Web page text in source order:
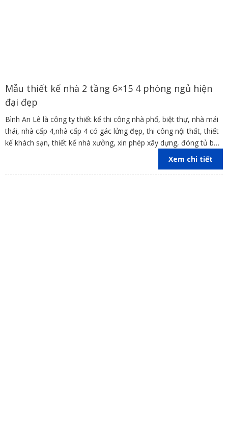
Mẫu thiết kế nhà 2 tầng 6×15 4 phòng ngủ hiện
đại đẹp
Bình An Lê là công ty thiết kế thi công nhà phố, biệt thự, nhà mái
thái, nhà cấp 4,nhà cấp 4 có gác lửng đẹp, thi công nội thất, thiết
kế khách sạn, thiết kế nhà xưởng, xin phép xây dựng, đóng tủ bếp
trên địa bàn các tỉnh Đồng Nai, Bình Dương, TP Hồ Chí Minh,
Xem chi tiết